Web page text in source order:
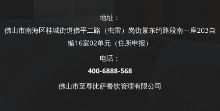
地址：
佛山市南海区桂城街道佛平二路（虫雷）岗街景东约路段南一座203自
编16室02单元（住所申报）
电话：
400-6888-568
佛山市至尊比萨餐饮管理有限公司